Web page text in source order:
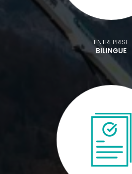
ENTREPRISE
BILINGUE